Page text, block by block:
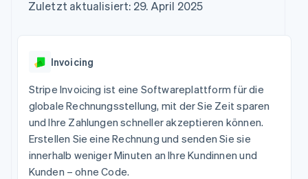
Authorization
Optimierung der
Autorisierungsraten
Link
Beschleunigter
Bezahlvorgang
Financial
Connections
Data Pipeline
Datensynchronisierung
Geldmanagement
SaaS
Nach Branche
KI-Unternehmen
Creator Economy
Gaming
Bewirtung, Reisen und
Freizeit
Marktplatz auf
Abonnementverwaltung
Abrechnung um
Stablecoin-gestützte
Karten ausgeben: So
geht´s
Bereitstellung und
Verwaltung von
Diensten mit Agenten
Kontakt
Sales-Team
kontaktieren
Partner werden
Zuletzt aktualisiert: 29. April 2025
Invoicing
Stripe Invoicing ist eine Softwareplattform für die
globale Rechnungsstellung, mit der Sie Zeit sparen
und Ihre Zahlungen schneller akzeptieren können.
Erstellen Sie eine Rechnung und senden Sie sie
innerhalb weniger Minuten an Ihre Kundinnen und
Kunden – ohne Code.